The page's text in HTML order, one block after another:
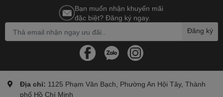
Bạn muốn nhận khuyến mãi
đặc biệt? Đăng ký ngay.
Đăng ký
Địa chỉ: 1125 Phạm Văn Bạch, Phường An Hội Tây, Thành
phố Hồ Chí Minh